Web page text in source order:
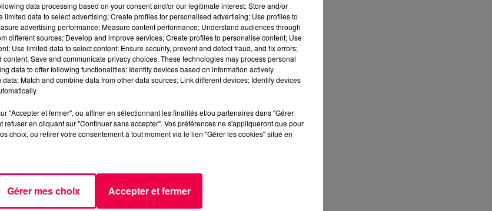
data processing based on your consent and/or our legitimate interest: Store and/or
limited data to select advertising; Create profiles for personalised advertising; Use profiles to
advertising performance; Measure content performance; Understand audiences through
different sources; Develop and improve services; Create profiles to personalise content; Use
Use limited data to select content; Ensure security, prevent and detect fraud, and fix errors;
Save and communicate privacy choices. These technologies may process personal
data to offer following functionalities: Identify devices based on information actively
Match and combine data from other data sources; Link different devices; Identify devices
"Accepter et fermer", ou affiner en sélectionnant les finalités et/ou partenaires dans "Gérer
refuser en cliquant sur "Continuer sans accepter". Vos préférences ne s'appliqueront que pour
choix, ou retirer votre consentement à tout moment via le lien "Gérer les cookies" situé en
Gérer mes choix Accepter et fermer